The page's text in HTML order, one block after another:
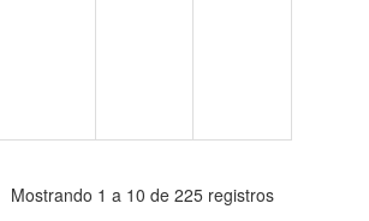
Mostrando 1 a 10 de 225 registros